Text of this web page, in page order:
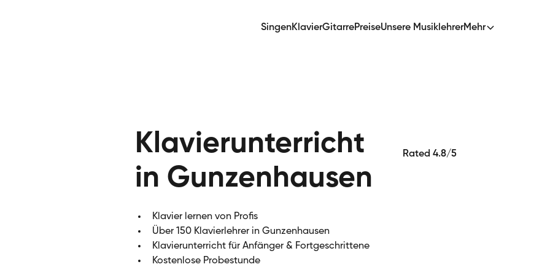
SingenKlavierGitarrePreiseUnsere MusiklehrerMehr
Klavierunterricht
in Gunzenhausen
Klavier lernen von Profis
Über 150 Klavierlehrer in Gunzenhausen
Klavierunterricht für Anfänger & Fortgeschrittene
Kostenlose Probestunde
Rated 4.8/5